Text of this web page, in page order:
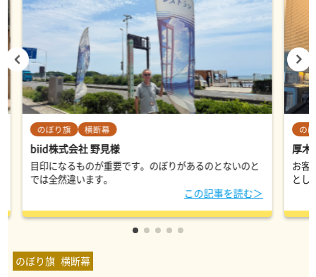
のぼり旗 横断幕
biid株式会社 野見様
目印になるものが重要です。のぼりがあるのとないのと
では全然違います。
この記事を読む＞
の
厚木
お客
とし
のぼり旗 横断幕